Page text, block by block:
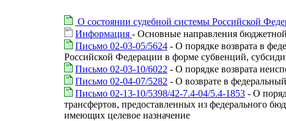
О состоянии судебной системы Российской
Информация - Основные направления
Письмо 02-03-05/5624 - О порядке возврата в
Российской Федерации в форме субвенций,
Письмо 02-03-10/6022 - О порядке возврата
Письмо 02-04-07/5282 - О возврате в
Письмо 02-13-10/5398/42-7.4-04/5.4-1853 - О
трансфертов, предоставленных из федерального
имеющих целевое назначение